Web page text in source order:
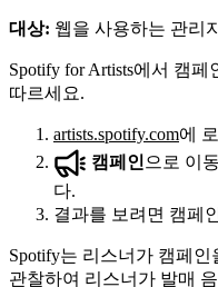
대상: 웹을 사용하는 관리
Spotify for Artists에서 캠
따르세요.
artists.spotify.com에
캠페인 으로 이
다.
결과를 보려면 캠페
Spotify는 리스너가 캠페
관찰하여 리스너가 발매